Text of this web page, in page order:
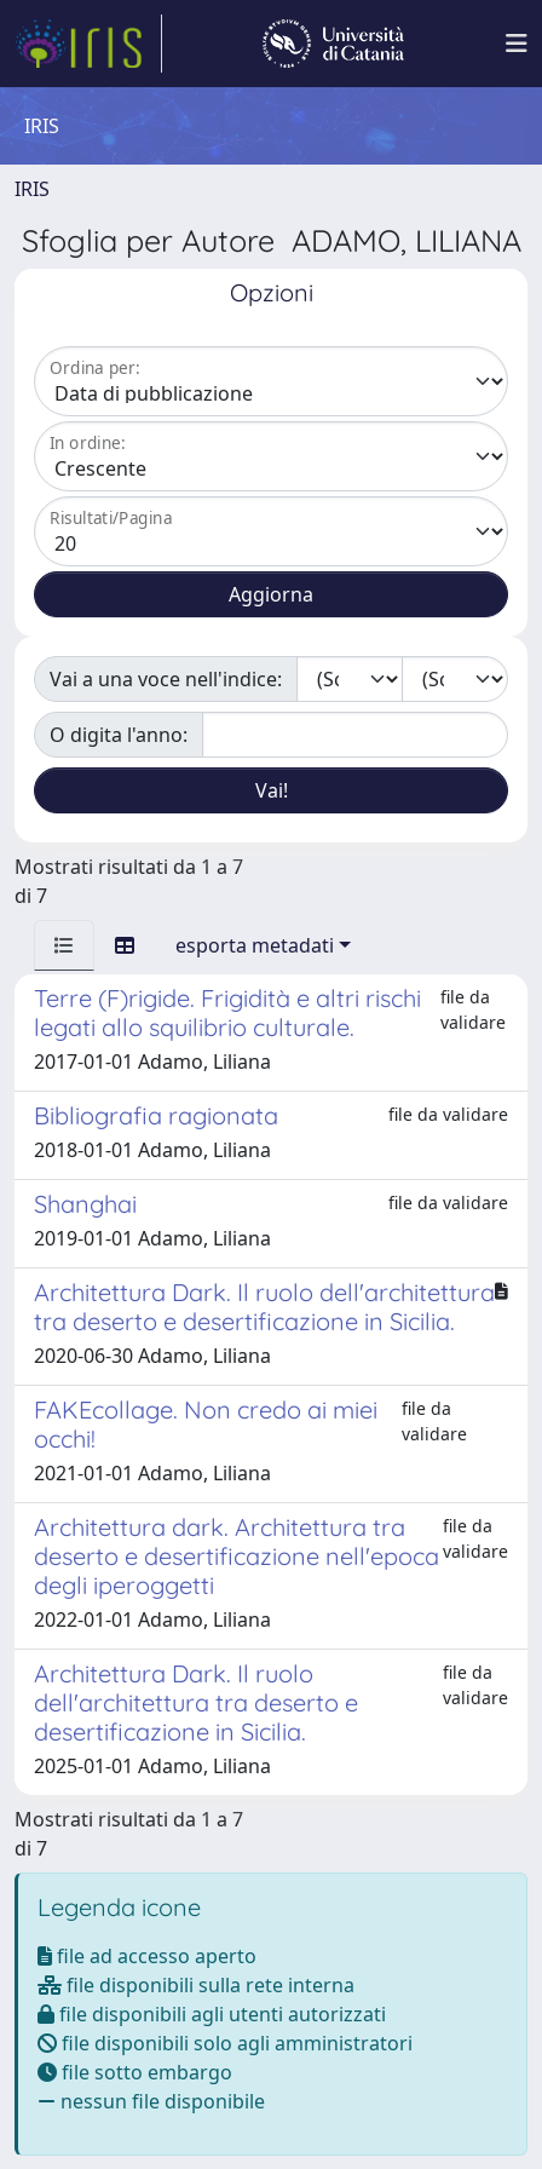
IRIS
IRIS
Sfoglia per Autore ADAMO, LILIANA
Opzioni
Ordina per:
In ordine:
Risultati/Pagina
Vai a una voce nell'indice:
O digita l'anno:
Mostrati risultati da 1 a 7
di 7
esporta metadati
Terre (F)rigide. Frigidità e altri rischi
legati allo squilibrio culturale.
file da
validare
2017-01-01 Adamo, Liliana
Bibliografia ragionata file da validare
2018-01-01 Adamo, Liliana
Shanghai file da validare
2019-01-01 Adamo, Liliana
Architettura Dark. Il ruolo dell'architettura
tra deserto e desertificazione in Sicilia.
2020-06-30 Adamo, Liliana
FAKEcollage. Non credo ai miei
occhi!
file da
validare
2021-01-01 Adamo, Liliana
Architettura dark. Architettura tra
deserto e desertificazione nell'epoca
degli iperoggetti
file da
validare
2022-01-01 Adamo, Liliana
Architettura Dark. Il ruolo
dell'architettura tra deserto e
desertificazione in Sicilia.
file da
validare
2025-01-01 Adamo, Liliana
Mostrati risultati da 1 a 7
di 7
Legenda icone
file ad accesso aperto
file disponibili sulla rete interna
file disponibili agli utenti autorizzati
file disponibili solo agli amministratori
file sotto embargo
nessun file disponibile